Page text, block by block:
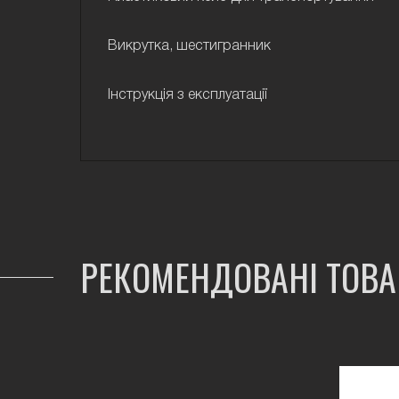
Викрутка, шестигранник
Інструкція з експлуатації
РЕКОМЕНДОВАНІ